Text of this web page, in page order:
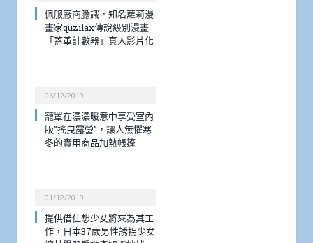
佩服廠商膽識，知名蘿莉漫
畫家quzilax傳說級別漫畫
「蓋革計數器」真人影片化
06/12/2019
籠罩在濃濃暖意中享受室內
版”搖曳露營”，讓人無懼寒
冬的實用商品加熱帳篷
01/12/2019
提供借住想少女將來為其工
作，日本37歲男性誘拐少女